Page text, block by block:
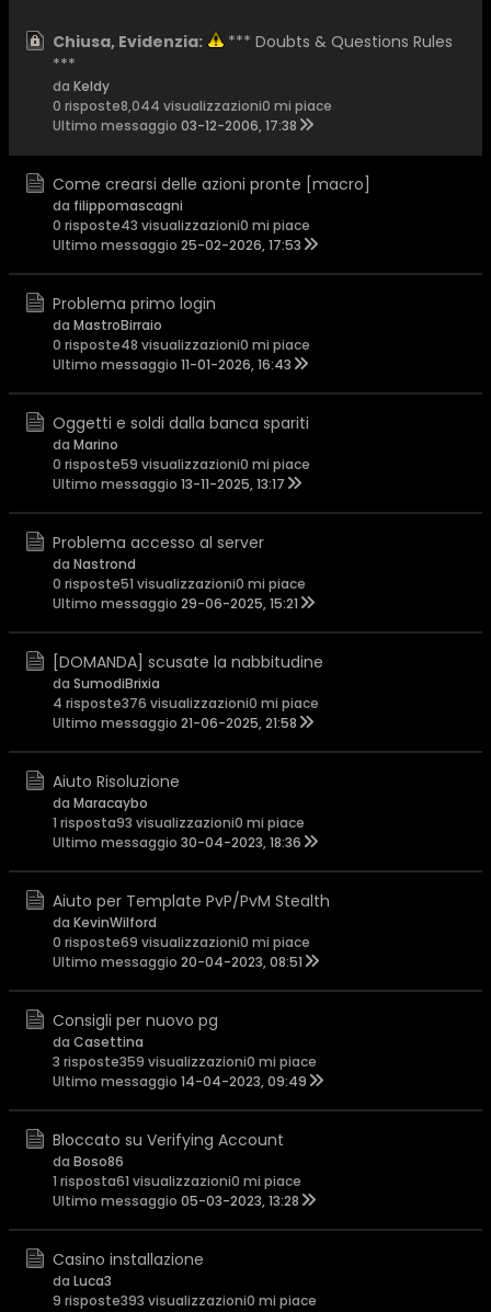
Chiusa, Evidenzia:
*** Doubts & Questions Rules
***
da Keldy
0 risposte8,044 visualizzazioni0 mi piace
Ultimo messaggio 03-12-2006, 17:38
Come crearsi delle azioni pronte [macro]
da filippomascagni
0 risposte43 visualizzazioni0 mi piace
Ultimo messaggio 25-02-2026, 17:53
Problema primo login
da MastroBirraio
0 risposte48 visualizzazioni0 mi piace
Ultimo messaggio 11-01-2026, 16:43
Oggetti e soldi dalla banca spariti
da Marino
0 risposte59 visualizzazioni0 mi piace
Ultimo messaggio 13-11-2025, 13:17
Problema accesso al server
da Nastrond
0 risposte51 visualizzazioni0 mi piace
Ultimo messaggio 29-06-2025, 15:21
[DOMANDA] scusate la nabbitudine
da SumodiBrixia
4 risposte376 visualizzazioni0 mi piace
Ultimo messaggio 21-06-2025, 21:58
Aiuto Risoluzione
da Maracaybo
1 risposta93 visualizzazioni0 mi piace
Ultimo messaggio 30-04-2023, 18:36
Aiuto per Template PvP/PvM Stealth
da KevinWilford
0 risposte69 visualizzazioni0 mi piace
Ultimo messaggio 20-04-2023, 08:51
Consigli per nuovo pg
da Casettina
3 risposte359 visualizzazioni0 mi piace
Ultimo messaggio 14-04-2023, 09:49
Bloccato su Verifying Account
da Boso86
1 risposta61 visualizzazioni0 mi piace
Ultimo messaggio 05-03-2023, 13:28
Casino installazione
da Luca3
9 risposte393 visualizzazioni0 mi piace